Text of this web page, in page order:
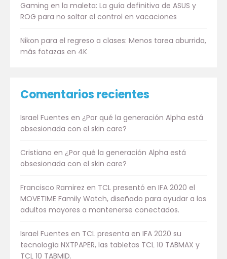
Gaming en la maleta: La guía definitiva de ASUS y
ROG para no soltar el control en vacaciones
Nikon para el regreso a clases: Menos tarea aburrida,
más fotazas en 4K
Comentarios recientes
Israel Fuentes en ¿Por qué la generación Alpha está
obsesionada con el skin care?
Cristiano en ¿Por qué la generación Alpha está
obsesionada con el skin care?
Francisco Ramirez en TCL presentó en IFA 2020 el
MOVETIME Family Watch, diseñado para ayudar a los
adultos mayores a mantenerse conectados.
Israel Fuentes en TCL presenta en IFA 2020 su
tecnología NXTPAPER, las tabletas TCL 10 TABMAX y
TCL 10 TABMID.